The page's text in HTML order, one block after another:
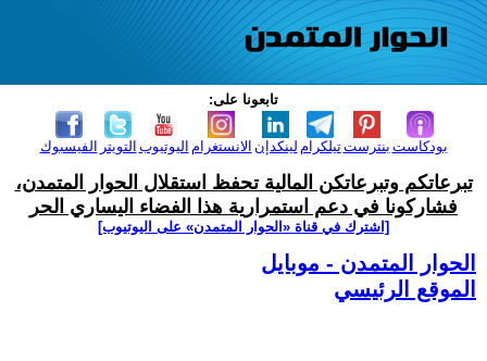
تابعونا على:
الفيسبوك التويتر اليوتيوب الانستغرام لينكدإن تيلكرامبنترست بودكاست
تبرعاتكم وتبرعاتكن المالية تحفظ استقلال الحوار المتمدن،
فشاركونا في دعم استمرارية هذا الفضاء اليساري الحر
[اشترك في قناة ‫«الحوار المتمدن» على اليوتيوب]
الحوار المتمدن - موبايل
الموقع الرئيسي